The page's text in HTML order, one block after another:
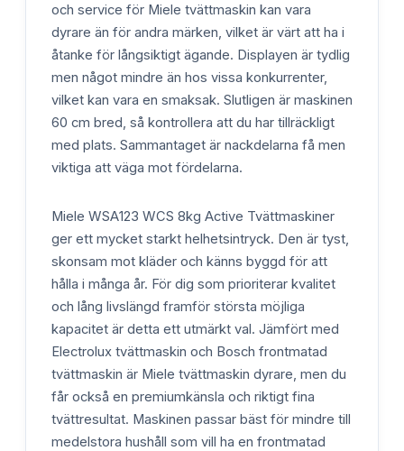
och service för Miele tvättmaskin kan vara
dyrare än för andra märken, vilket är värt att ha i
åtanke för långsiktigt ägande. Displayen är tydlig
men något mindre än hos vissa konkurrenter,
vilket kan vara en smaksak. Slutligen är maskinen
60 cm bred, så kontrollera att du har tillräckligt
med plats. Sammantaget är nackdelarna få men
viktiga att väga mot fördelarna.
Miele WSA123 WCS 8kg Active Tvättmaskiner
ger ett mycket starkt helhetsintryck. Den är tyst,
skonsam mot kläder och känns byggd för att
hålla i många år. För dig som prioriterar kvalitet
och lång livslängd framför största möjliga
kapacitet är detta ett utmärkt val. Jämfört med
Electrolux tvättmaskin och Bosch frontmatad
tvättmaskin är Miele tvättmaskin dyrare, men du
får också en premiumkänsla och riktigt fina
tvättresultat. Maskinen passar bäst för mindre till
medelstora hushåll som vill ha en frontmatad